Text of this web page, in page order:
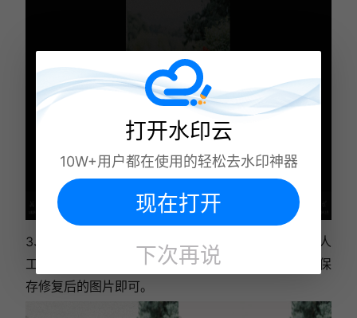
3、在编辑页面中，再次选择“画质增强”选项，包括人
工智能画质增强和普通图像锐化增强。选择完毕后，保
存修复后的图片即可。
打开水印云
10W+用户都在使用的轻松去水印神器
现在打开
下次再说